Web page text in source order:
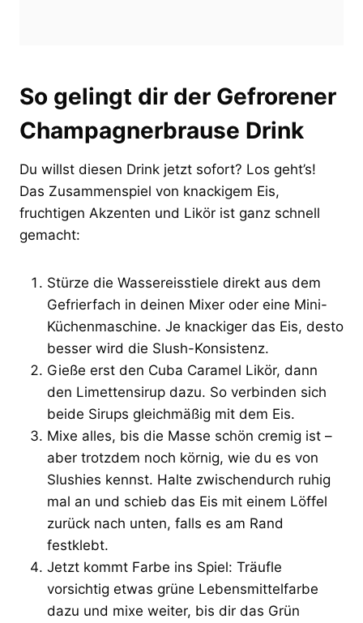
So gelingt dir der Gefrorener
Champagnerbrause Drink
Du willst diesen Drink jetzt sofort? Los geht’s!
Das Zusammenspiel von knackigem Eis,
fruchtigen Akzenten und Likör ist ganz schnell
gemacht:
Stürze die Wassereisstiele direkt aus dem
Gefrierfach in deinen Mixer oder eine Mini-
Küchenmaschine. Je knackiger das Eis, desto
besser wird die Slush-Konsistenz.
Gieße erst den Cuba Caramel Likör, dann
den Limettensirup dazu. So verbinden sich
beide Sirups gleichmäßig mit dem Eis.
Mixe alles, bis die Masse schön cremig ist –
aber trotzdem noch körnig, wie du es von
Slushies kennst. Halte zwischendurch ruhig
mal an und schieb das Eis mit einem Löffel
zurück nach unten, falls es am Rand
festklebt.
Jetzt kommt Farbe ins Spiel: Träufle
vorsichtig etwas grüne Lebensmittelfarbe
dazu und mixe weiter, bis dir das Grün